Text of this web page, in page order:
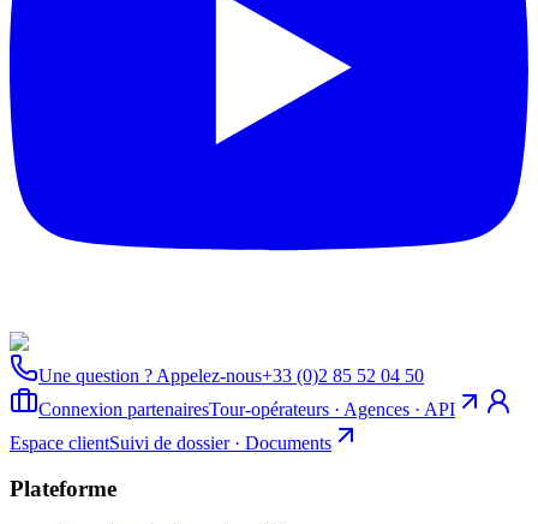
Une question ? Appelez-nous+33 (0)2 85 52 04 50
Connexion partenairesTour-opérateurs · Agences · API
Espace clientSuivi de dossier · Documents
Plateforme